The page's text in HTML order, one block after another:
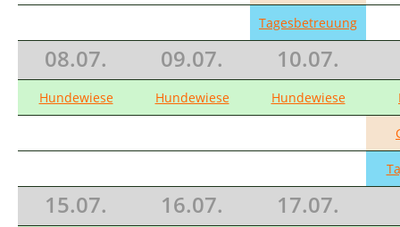
Tagesbetreuung
08.07. 09.07. 10.07.
Hundewiese Hundewiese Hundewiese
15.07. 16.07. 17.07.